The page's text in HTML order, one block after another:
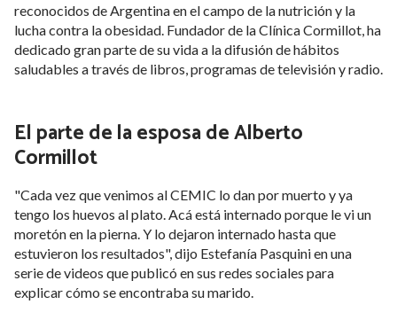
reconocidos de Argentina en el campo de la nutrición y la
lucha contra la obesidad. Fundador de la Clínica Cormillot, ha
dedicado gran parte de su vida a la difusión de hábitos
saludables a través de libros, programas de televisión y radio.
El parte de la esposa de Alberto
Cormillot
"Cada vez que venimos al CEMIC lo dan por muerto y ya
tengo los huevos al plato. Acá está internado porque le vi un
moretón en la pierna. Y lo dejaron internado hasta que
estuvieron los resultados", dijo Estefanía Pasquini en una
serie de videos que publicó en sus redes sociales para
explicar cómo se encontraba su marido.